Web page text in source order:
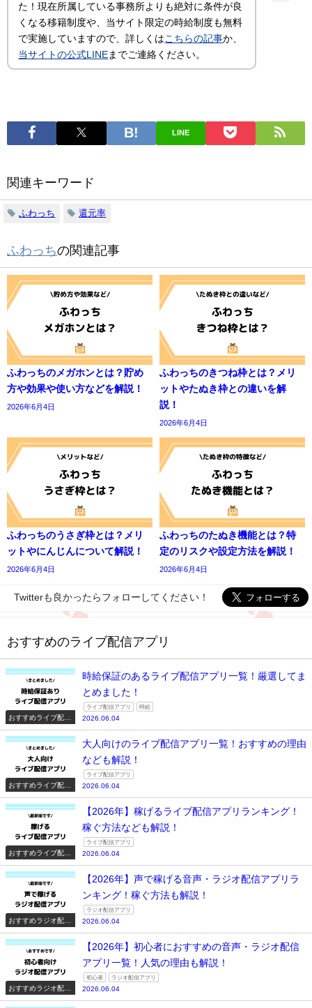
た！現在所属している事務所よりも絶対に条件が良
くなる移籍制度や、当サイト限定の時給制度も無料
で実施していますので、詳しくは こちらの記事か、
当サイトの公式LINE までご連絡ください。
LINE
関連キーワード
ふわっち 還元率
ふわっちの関連記事
ふわっちのメガホンとは？貯め
方や効果や使い方などを解説！
2026年6月4日
ふわっちのきつね枠とは？メリ
ットやたぬき枠との違いを解
説！
2026年6月4日
ふわっちのうさぎ枠とは？メリ
ットやにんじんについて解説！
2026年6月4日
ふわっちのたぬき機能とは？特
定のリスクや設定方法を解説！
2026年6月4日
Twitterも良かったらフォローしてください！
おすすめのライブ配信アプリ
おすすめライブ配信
時給保証のあるライブ配信アプリ一覧！厳選してま
とめました！
ライブ配信アプリ 時給
2026.06.04
おすすめライブ配信
大人向けのライブ配信アプリ一覧！おすすめの理由
なども解説！
ライブ配信アプリ
2026.06.04
おすすめライブ配信
【2026年】稼げるライブ配信アプリランキング！
稼ぐ方法なども解説！
ライブ配信アプリ
2026.06.04
おすすめラジオ配信
【2026年】声で稼げる音声・ラジオ配信アプリラ
ンキング！稼ぐ方法も解説！
ラジオ配信アプリ
2026.06.04
おすすめラジオ配信
【2026年】初心者におすすめの音声・ラジオ配信
アプリ一覧！人気の理由も解説！
初心者 ラジオ配信アプリ
2026.06.04